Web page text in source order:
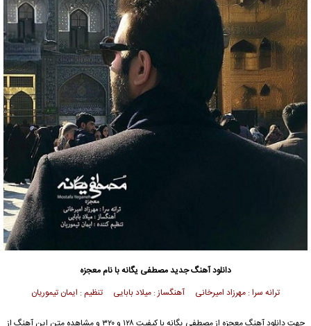
دانلود آهنگ جدیدمصطفی یگانهبا نام معجزه
ترانه سرا : مهرزاد امیرخانی آهنگساز : میلاد بابایی تنظیم : ایمان تیموریان
جهت دانلود آهنگ معجزه ازمصطفی یگانه
با کیفیت ۱۲۸ و ۳۲۰ و مشاهده متن این آهنگ از